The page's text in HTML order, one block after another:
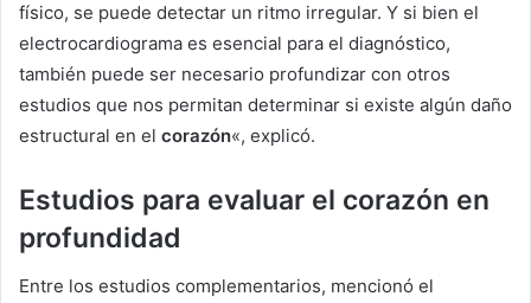
físico, se puede detectar un ritmo irregular. Y si bien el
electrocardiograma es esencial para el diagnóstico,
también puede ser necesario profundizar con otros
estudios que nos permitan determinar si existe algún daño
estructural en el corazón«, explicó.
Estudios para evaluar el corazón en
profundidad
Entre los estudios complementarios, mencionó el